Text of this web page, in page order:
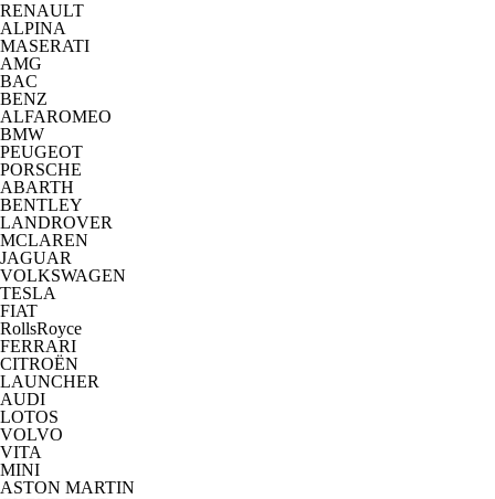
RENAULT
ALPINA
MASERATI
AMG
BAC
BENZ
ALFAROMEO
BMW
PEUGEOT
PORSCHE
ABARTH
BENTLEY
LANDROVER
MCLAREN
JAGUAR
VOLKSWAGEN
TESLA
FIAT
RollsRoyce
FERRARI
CITROËN
LAUNCHER
AUDI
LOTOS
VOLVO
VITA
MINI
ASTON MARTIN